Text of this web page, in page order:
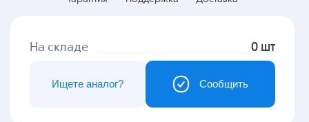
На складе 0 шт
Сообщить
Ищете аналог?